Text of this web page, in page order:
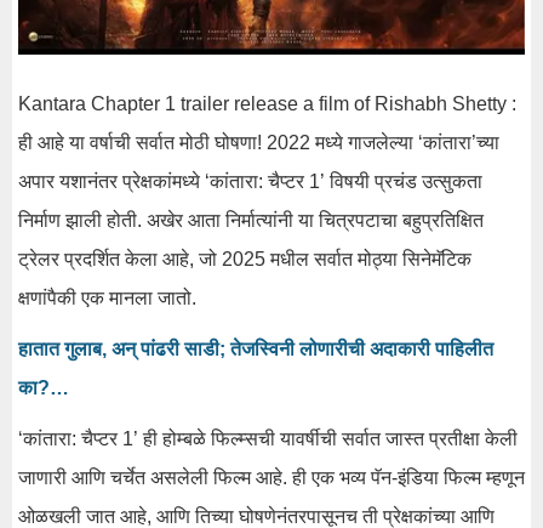
Kantara Chapter 1 trailer release a film of Rishabh Shetty :
ही आहे या वर्षाची सर्वात मोठी घोषणा! 2022 मध्ये गाजलेल्या ‘कांतारा’च्या
अपार यशानंतर प्रेक्षकांमध्ये ‘कांतारा: चैप्टर 1’ विषयी प्रचंड उत्सुकता
निर्माण झाली होती. अखेर आता निर्मात्यांनी या चित्रपटाचा बहुप्रतिक्षित
ट्रेलर प्रदर्शित केला आहे, जो 2025 मधील सर्वात मोठ्या सिनेमॅटिक
क्षणांपैकी एक मानला जातो.
हातात गुलाब, अन् पांढरी साडी; तेजस्विनी लोणारीची अदाकारी पाहिलीत
का?…
‘कांतारा: चैप्टर 1’ ही होम्बळे फिल्म्सची यावर्षीची सर्वात जास्त प्रतीक्षा केली
जाणारी आणि चर्चेत असलेली फिल्म आहे. ही एक भव्य पॅन-इंडिया फिल्म म्हणून
ओळखली जात आहे, आणि तिच्या घोषणेनंतरपासूनच ती प्रेक्षकांच्या आणि